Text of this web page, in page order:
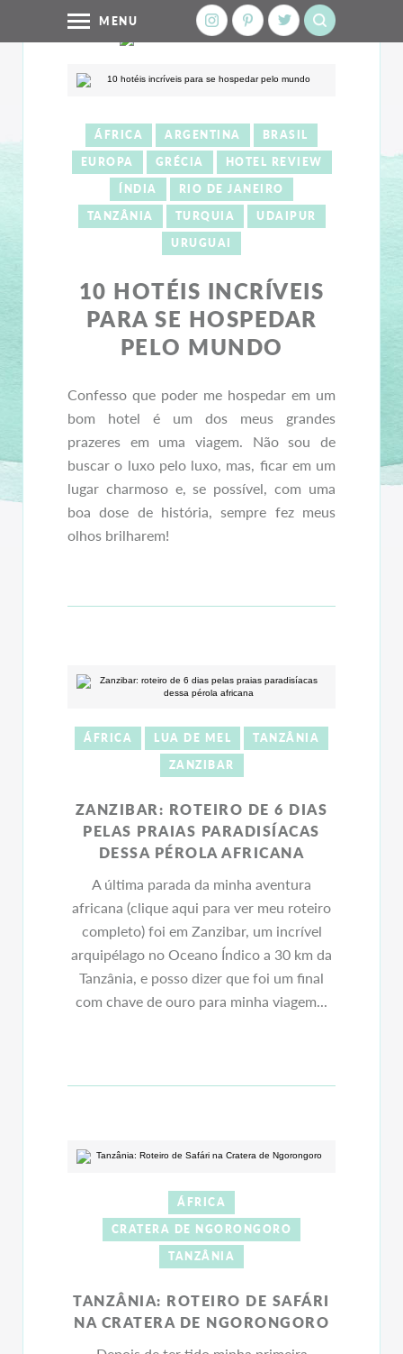
MENU
ÁFRICA ARGENTINA
BRASIL
EUROPA
GRÉCIA
HOTEL REVIEW
ÍNDIA
RIO DE JANEIRO
TANZÂNIA
TURQUIA
UDAIPUR
URUGUAI
10 HOTÉIS INCRÍVEIS
PARA SE HOSPEDAR
PELO MUNDO
Confesso que poder me hospedar em um
bom hotel é um dos meus grandes
prazeres em uma viagem. Não sou de
buscar o luxo pelo luxo, mas, ficar em um
lugar charmoso e, se possível, com uma
boa dose de história, sempre fez meus
olhos brilharem!
ÁFRICA LUA DE MEL
TANZÂNIA
ZANZIBAR
ZANZIBAR: ROTEIRO DE 6 DIAS
PELAS PRAIAS PARADISÍACAS
DESSA PÉROLA AFRICANA
A última parada da minha aventura
africana (clique aqui para ver meu roteiro
completo) foi em Zanzibar, um incrível
arquipélago no Oceano Índico a 30 km da
Tanzânia, e posso dizer que foi um final
com chave de ouro para minha viagem...
ÁFRICA
CRATERA DE NGORONGORO
TANZÂNIA
TANZÂNIA: ROTEIRO DE SAFÁRI
NA CRATERA DE NGORONGORO